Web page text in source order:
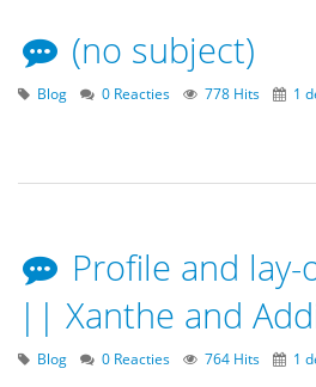
(no subject)
Blog 0 Reacties 778 Hits 1
Profile and
|| Xanthe and
Blog 0 Reacties 764 Hits 1